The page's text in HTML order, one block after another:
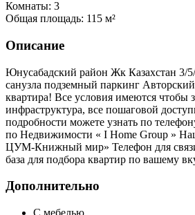
Комнаты: 3
Общая площадь: 115 м²
Описание
Юнусабадский район Жк Казахстан 3/
санузла подземный паркинг
квартира! Все условия имеются чтобы
инфраструктура, все пошаговой
подробности можете узнать по
по Недвижимости « I Home Group »
ЦУМ-Книжный мир» Телефон для
база для подбора квартир по вашему
Дополнительно
С мебелью